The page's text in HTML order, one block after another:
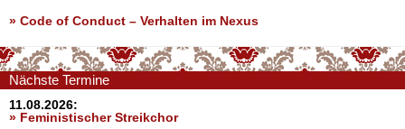
» Code of Conduct – Verhalten im Nexus
Nächste Termine
11.08.2026:
» Feministischer Streikchor